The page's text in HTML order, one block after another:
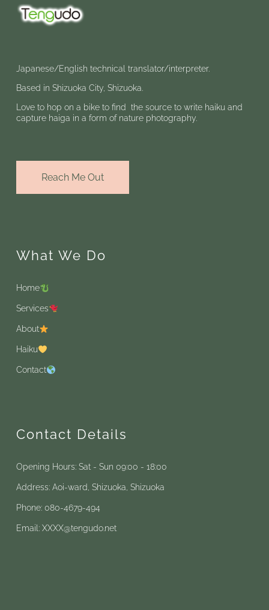
Japanese/English technical translator/interpreter.
Based in Shizuoka City, Shizuoka.
Love to hop on a bike to find the source to write haiku and
capture haiga in a form of nature photography.
Reach Me Out
What We Do
Home
Services
About
Haiku
Contact
Contact Details
Opening Hours: Sat - Sun 09:00 - 18:00
Address: Aoi-ward, Shizuoka, Shizuoka
Phone: 080-4679-494
Email: XXXX@tengudo.net